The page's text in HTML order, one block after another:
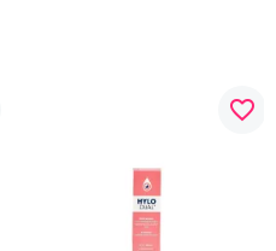
favorite_border